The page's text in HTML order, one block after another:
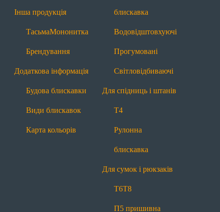
Інша продукція
ТасьмаМононитка
Брендування
Додаткова інформація
Будова блискавки
Види блискавок
Карта кольорів
блискавка
Водовідштовхуючі
Прогумовані
Світловідбиваючі
Для спідниць і штанів
Т4
Рулонна
блискавка
Для сумок і рюкзаків
Т6Т8
П5 пришивна
Блискавки за призначенням
Для взуття
З лінією вшивання
Рулонна блискавка Водовідштовхуючі
Прогумовані Світловідбиваючі
Для одягу
Т6 Т6 реверсна
Водовідштовхуючі Прогумовані
Світловідбиваючі